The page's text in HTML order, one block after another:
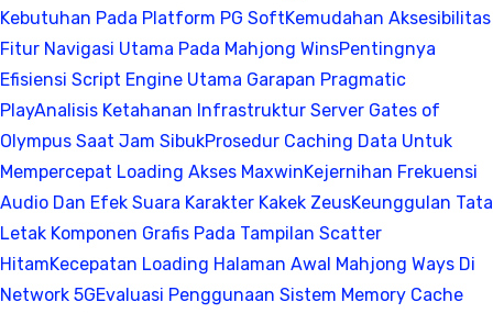
Kebutuhan Pada Platform PG SoftKemudahan Aksesibilitas
Fitur Navigasi Utama Pada Mahjong WinsPentingnya
Efisiensi Script Engine Utama Garapan Pragmatic
PlayAnalisis Ketahanan Infrastruktur Server Gates of
Olympus Saat Jam SibukProsedur Caching Data Untuk
Mempercepat Loading Akses MaxwinKejernihan Frekuensi
Audio Dan Efek Suara Karakter Kakek ZeusKeunggulan Tata
Letak Komponen Grafis Pada Tampilan Scatter
HitamKecepatan Loading Halaman Awal Mahjong Ways Di
Network 5GEvaluasi Penggunaan Sistem Memory Cache